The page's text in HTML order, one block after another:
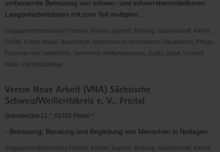
umfassende Betreuung von schwer- und schwerstvermittelbaren
Langzeitarbeitslosen mit zum Teil multiplen...
Engagementbereich(e) Familie, Kinder, Jugend, Bildung, Gesellschaft, Kirche,
Politik, Kultur, Musik, Brauchtum, Menschen in besonderen Situationen, Pflege,
Fürsorge und Selbsthilfe, Sicherheit, Rettungswesen, Justiz, Sport, Umwelt,
Natur, Denkmalpflege
BIOTEC
e.V.
Verein Neue Arbeit (VNA) Sächsische
Schweiz/Weißeritzkreis e. V., Freital
Gutenbergstr.12 *, 01705 Freital *
- Betreuung, Beratung und Begleitung von Menschen in Notlagen
Engagementbereich(e) Familie, Kinder, Jugend, Bildung, Gesellschaft, Kirche,